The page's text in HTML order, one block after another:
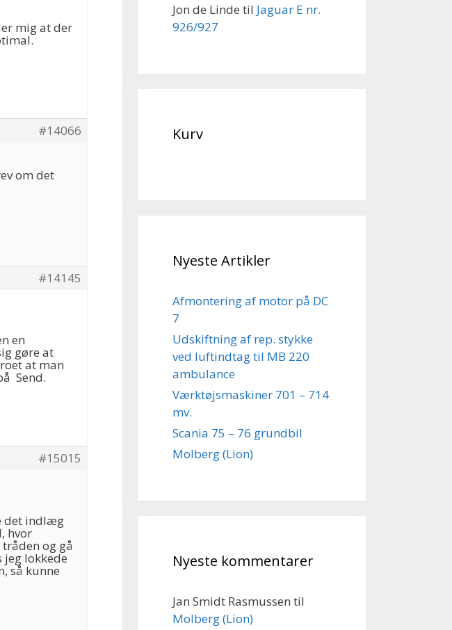
mig at der
#14066
om det
#14145
en
gøre at
at man
Send.
#15015
det indlæg
hvor
og gå
jeg lokkede
så kunne
Jon de Linde til Jaguar E nr.
926/927
Kurv
Nyeste Artikler
Afmontering af motor på DC
7
Udskiftning af rep. stykke
ved luftindtag til MB 220
ambulance
Værktøjsmaskiner 701 – 714
mv.
Scania 75 – 76 grundbil
Molberg (Lion)
Nyeste kommentarer
Jan Smidt Rasmussen til
Molberg (Lion)